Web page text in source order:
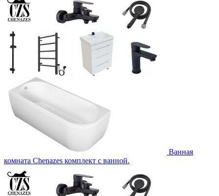
Ванная
комната Chenazes комплект с ванной.